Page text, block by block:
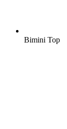
Bimini Top